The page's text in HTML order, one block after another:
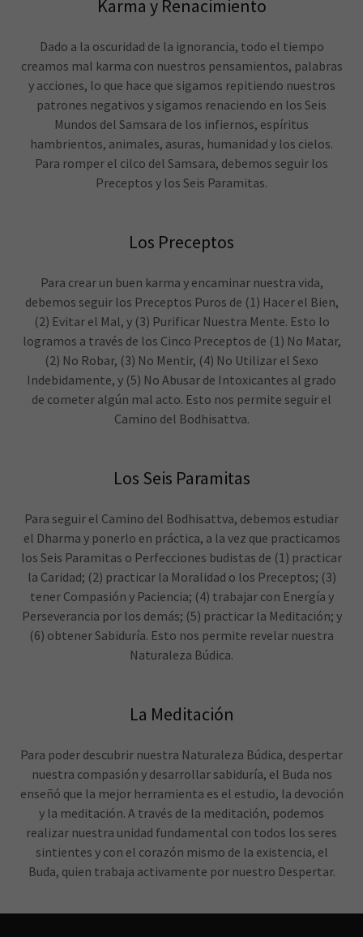
Karma y Renacimiento
Dado a la oscuridad de la ignorancia, todo el tiempo
creamos mal karma con nuestros pensamientos, palabras
y acciones, lo que hace que sigamos repitiendo nuestros
patrones negativos y sigamos renaciendo en los Seis
Mundos del Samsara de los infiernos, espíritus
hambrientos, animales, asuras, humanidad y los cielos.
Para romper el cilco del Samsara, debemos seguir los
Preceptos y los Seis Paramitas.
Los Preceptos
Para crear un buen karma y encaminar nuestra vida,
debemos seguir los Preceptos Puros de (1) Hacer el Bien,
(2) Evitar el Mal, y (3) Purificar Nuestra Mente. Esto lo
logramos a través de los Cinco Preceptos de (1) No Matar,
(2) No Robar, (3) No Mentir, (4) No Utilizar el Sexo
Indebidamente, y (5) No Abusar de Intoxicantes al grado
de cometer algún mal acto. Esto nos permite seguir el
Camino del Bodhisattva.
Los Seis Paramitas
Para seguir el Camino del Bodhisattva, debemos estudiar
el Dharma y ponerlo en práctica, a la vez que practicamos
los Seis Paramitas o Perfecciones budistas de (1) practicar
la Caridad; (2) practicar la Moralidad o los Preceptos; (3)
tener Compasión y Paciencia; (4) trabajar con Energía y
Perseverancia por los demás; (5) practicar la Meditación; y
(6) obtener Sabiduría. Esto nos permite revelar nuestra
Naturaleza Búdica.
La Meditación
Para poder descubrir nuestra Naturaleza Búdica, despertar
nuestra compasión y desarrollar sabiduría, el Buda nos
enseñó que la mejor herramienta es el estudio, la devoción
y la meditación. A través de la meditación, podemos
realizar nuestra unidad fundamental con todos los seres
sintientes y con el corazón mismo de la existencia, el
Buda, quien trabaja activamente por nuestro Despertar.